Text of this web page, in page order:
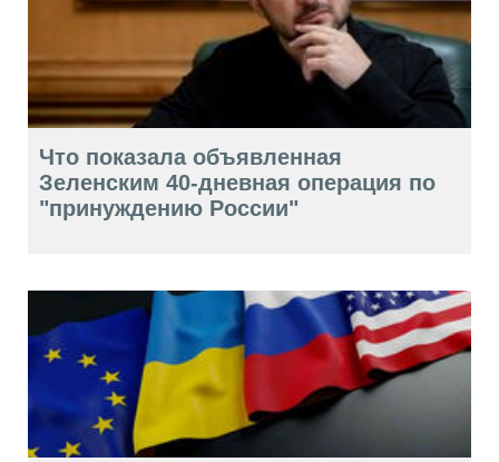
Что показала объявленная
Зеленским 40-дневная операция по
"принуждению России"